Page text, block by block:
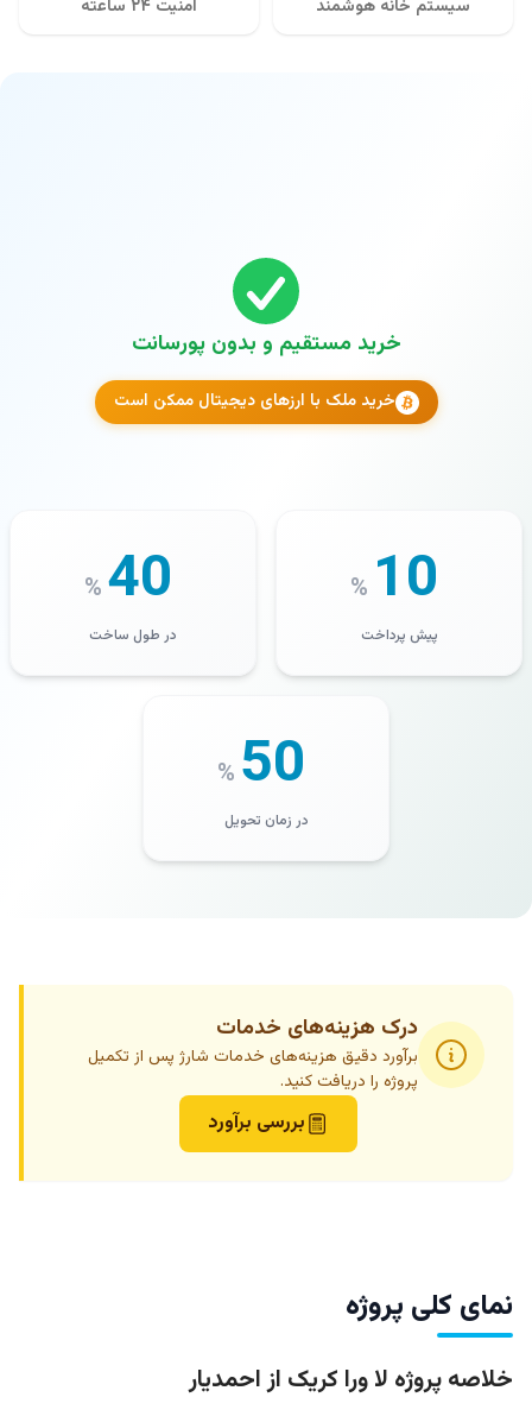
سیستم خانه هوشمند امنیت ۲۴ ساعته
خرید مستقیم و بدون پورسانت
خرید ملک با ارزهای دیجیتال ممکن است
10
%
پیش پرداخت
40
%
در طول ساخت
50
%
در زمان تحویل
درک هزینه‌های خدمات
برآورد دقیق هزینه‌های خدمات شارژ پس از تکمیل
پروژه را دریافت کنید.
بررسی برآورد
نمای کلی پروژه
خلاصه پروژه لا ورا کریک از احمدیار